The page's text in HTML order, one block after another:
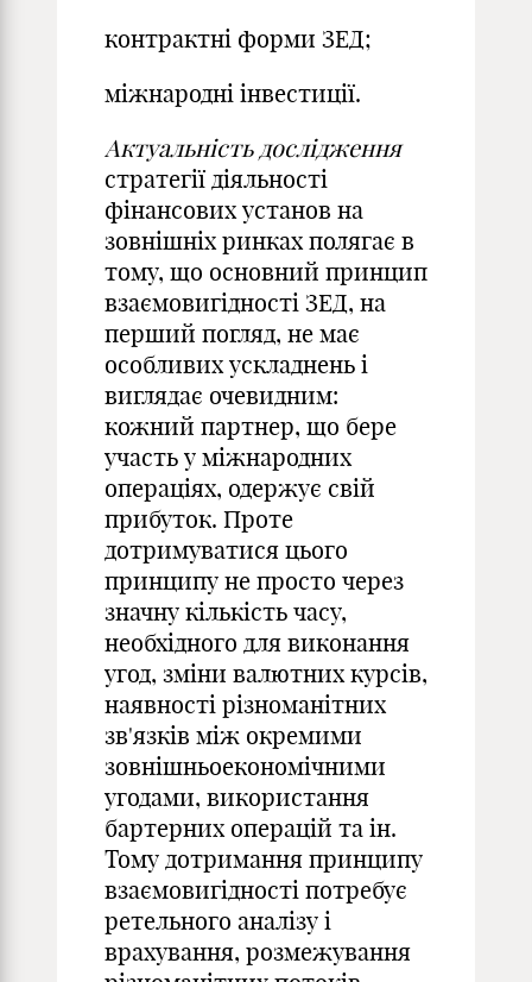
контрактні форми ЗЕД;
міжнародні інвестиції.
Актуальність дослідження
стратегії діяльності
фінансових установ на
зовнішніх ринках полягає в
тому, що основний принцип
взаємовигідності ЗЕД, на
перший погляд, не має
особливих ускладнень і
виглядає очевидним:
кожний партнер, що бере
участь у міжнародних
операціях, одержує свій
прибуток. Проте
дотримуватися цього
принципу не просто через
значну кількість часу,
необхідного для виконання
угод, зміни валютних курсів,
наявності різноманітних
зв'язків між окремими
зовнішньоекономічними
угодами, використання
бартерних операцій та ін.
Тому дотримання принципу
взаємовигідності потребує
ретельного аналізу і
врахування, розмежування